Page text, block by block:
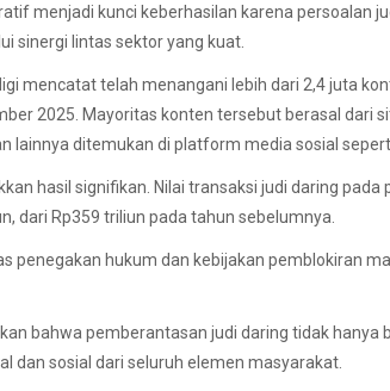
menjadi kunci keberhasilan karena persoalan
sinergi lintas sektor yang kuat.
mencatat telah menangani lebih dari 2,4 juta
2025. Mayoritas konten tersebut berasal dari
lainnya ditemukan di platform media sosial
hasil signifikan. Nilai transaksi judi daring
dari Rp359 triliun pada tahun sebelumnya.
penegakan hukum dan kebijakan pemblokiran
bahwa pemberantasan judi daring tidak hanya
dan sosial dari seluruh elemen masyarakat.